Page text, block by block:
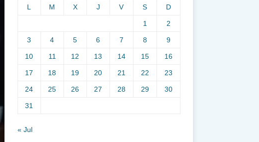
L M X J V S D
1 2
3 4 5 6 7 8 9
10 11 12 13 14 15 16
17 18 19 20 21 22 23
24 25 26 27 28 29 30
31
« Jul